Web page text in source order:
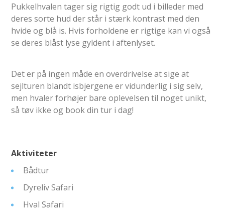
Pukkelhvalen tager sig rigtig godt ud i billeder med
deres sorte hud der står i stærk kontrast med den
hvide og blå is. Hvis forholdene er rigtige kan vi også
se deres blåst lyse gyldent i aftenlyset.
Det er på ingen måde en overdrivelse at sige at
sejlturen blandt isbjergene er vidunderlig i sig selv,
men hvaler forhøjer bare oplevelsen til noget unikt,
så tøv ikke og book din tur i dag!
Aktiviteter
Bådtur
Dyreliv Safari
Hval Safari